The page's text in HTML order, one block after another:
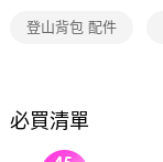
登山背包 配件
必買清單